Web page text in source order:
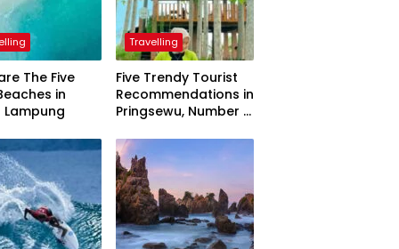
The Five
in
Lampung
Travelling
Five Trendy Tourist
Recommendations in
Pringsewu, Number 3
President